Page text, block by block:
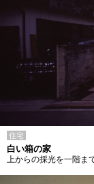
住宅
白い箱の家
上からの採光を一階ま